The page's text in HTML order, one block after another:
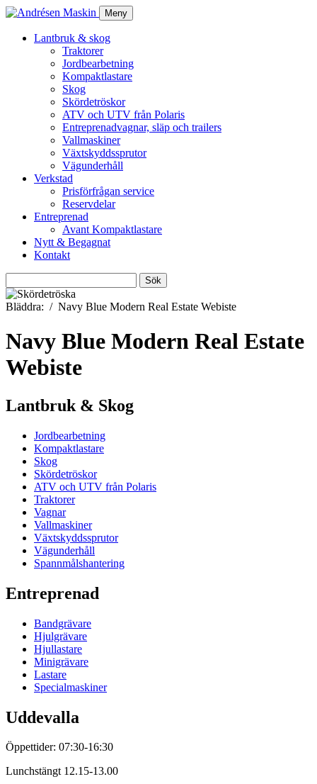
Meny
Lantbruk & skog
Traktorer
Jordbearbetning
Kompaktlastare
Skog
Skördetröskor
ATV och UTV från Polaris
Entreprenadvagnar, släp och trailers
Vallmaskiner
Växtskyddssprutor
Vägunderhåll
Verkstad
Prisförfrågan service
Reservdelar
Entreprenad
Avant Kompaktlastare
Nytt & Begagnat
Kontakt
efter:
Bläddra:
Navy Blue Modern Real Estate Webiste
Navy Blue Modern Real Estate
Webiste
Lantbruk & Skog
Jordbearbetning
Kompaktlastare
Skog
Skördetröskor
ATV och UTV från Polaris
Traktorer
Vagnar
Vallmaskiner
Växtskyddssprutor
Vägunderhåll
Spannmålshantering
Entreprenad
Bandgrävare
Hjulgrävare
Hjullastare
Minigrävare
Lastare
Specialmaskiner
Uddevalla
Öppettider: 07:30-16:30
Lunchstängt 12.15-13.00